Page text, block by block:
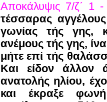
Αποκάλυψις 7/ζ΄ 1
τέσσαρας
γωνίας τής γης,
ανέμους τής γης,
μήτε επί τής
Και είδον άλλον
ανατολής ηλίου,
και έκραξε